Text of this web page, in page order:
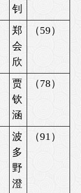
钊
郑
会
欣
（59）
贾
钦
涵
（78）
波
多
野
澄
（91）